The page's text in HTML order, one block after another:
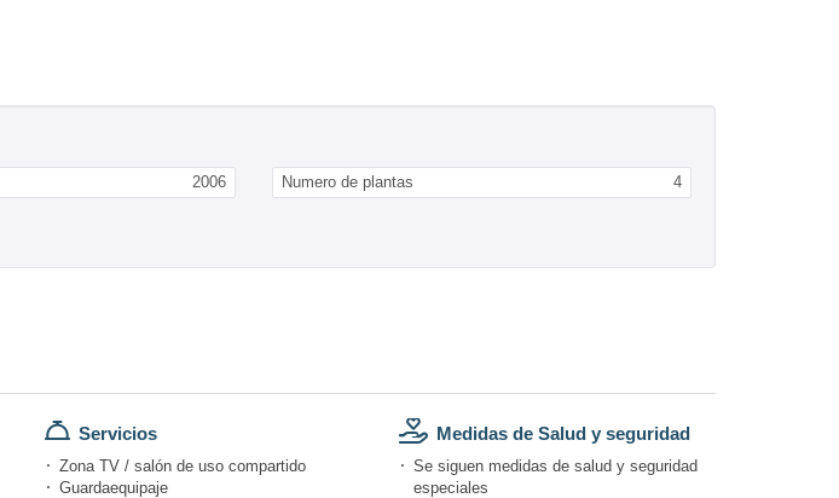
2006 Numero de plantas 4
Servicios
Zona TV / salón de uso compartido
Guardaequipaje
Medidas de Salud y seguridad
Se siguen medidas de salud y seguridad
especiales